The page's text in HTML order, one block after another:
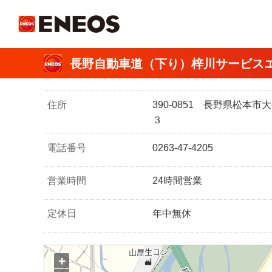
長野自動車道（下り）梓川サービ
住所
390-0851 長野県松本市大
３
電話番号 0263-47-4205
営業時間 24時間営業
定休日 年中無休
+